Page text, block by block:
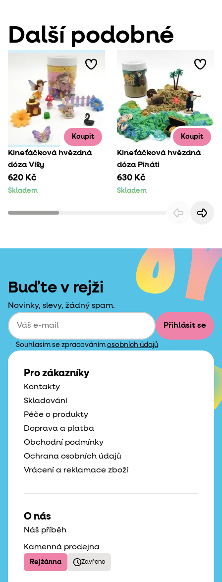
Další podobné
Koupit
Kineťáčková hvězdná
dóza Víly
620 Kč
Skladem
Koupit
Kineťáčková hvězdná
dóza Piráti
630 Kč
Skladem
Buďte v rejži
Novinky, slevy, žádný spam.
Přihlásit se
Souhlasím se zpracováním osobních údajů
Pro zákazníky
Kontakty
Skladování
Péče o produkty
Doprava a platba
Obchodní podmínky
Ochrana osobních údajů
Vrácení a reklamace zboží
O nás
Náš příběh
Kamenná prodejna
Rejžárna Zavřeno